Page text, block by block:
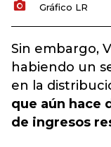
Gráfico LR
Sin embargo,
habiendo un
en la
que aún hace
de ingresos